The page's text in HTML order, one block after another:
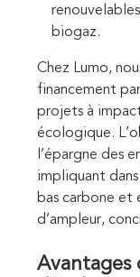
biogaz.
Chez Lumo,
financement
projets à
écologique.
l’épargne des
impliquant
bas carbone et
d’ampleur,
Avantages